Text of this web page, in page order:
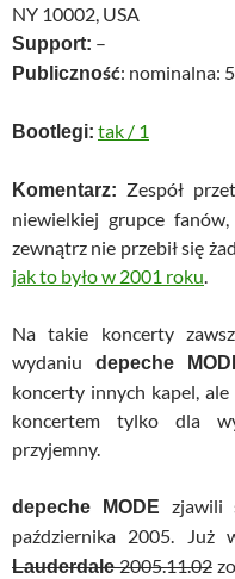
NY 10002, USA
Support: –
Publiczność: nominalna:
Bootlegi: tak / 1
Komentarz: Zespół
niewielkiej grupce
zewnątrz nie przebił się
jak to było w 2001 roku
Na takie koncerty
wydaniu depeche
koncerty innych kapel,
koncertem tylko dla
przyjemny.
depeche MODE zjawili
października 2005. Już
Lauderdale2005.11.02